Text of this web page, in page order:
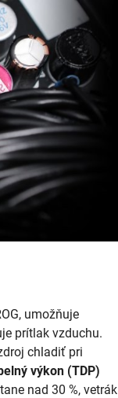
umožňuje
prítlak vzduchu.
chladiť pri
výkon (TDP)
nad 30 %, vetrák